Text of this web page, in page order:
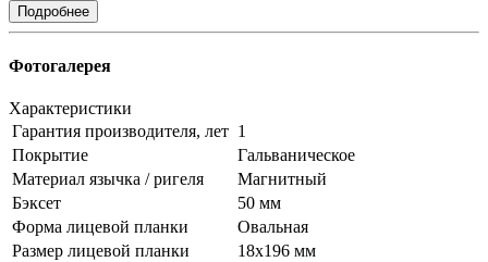
Подробнее
Фотогалерея
Характеристики
Гарантия производителя, лет 1
Покрытие
Гальваническое
Материал язычка / ригеля
Магнитный
Бэксет
50 мм
Форма лицевой планки
Овальная
Размер лицевой планки
18x196 мм